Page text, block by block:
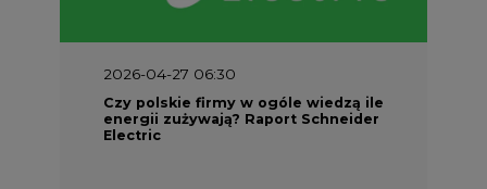
2026-04-27 06:30
Czy polskie firmy w ogóle wiedzą ile
energii zużywają? Raport Schneider
Electric